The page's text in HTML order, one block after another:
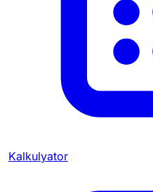
Kalkulyator